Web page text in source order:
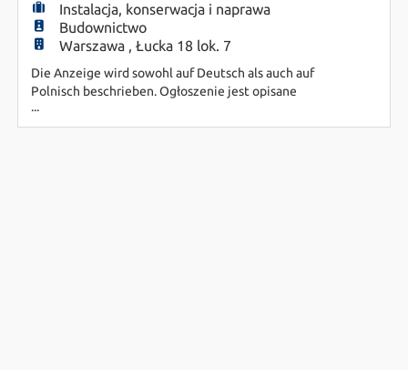
FR
IT
Instalacja, konserwacja i naprawa
Budownictwo
Warszawa , Łucka 18 lok. 7
Die Anzeige wird sowohl auf Deutsch als auch auf
Polnisch beschrieben. Ogłoszenie jest opisane
zarówno w języku niemieckim, jak i polskim. DE:
Fledro Personal Consulting AG ist ein
...